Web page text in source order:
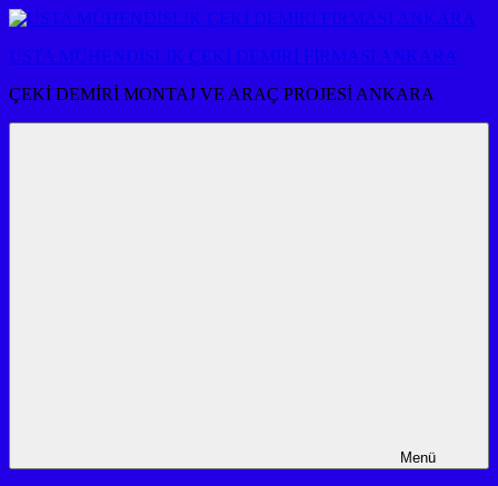
İçeriğe
USTA MÜHENDİSLİK ÇEKİ DEMİRİ FİRMASI ANKARA
ÇEKİ DEMİRİ MONTAJ VE ARAÇ PROJESİ ANKARA
Menü